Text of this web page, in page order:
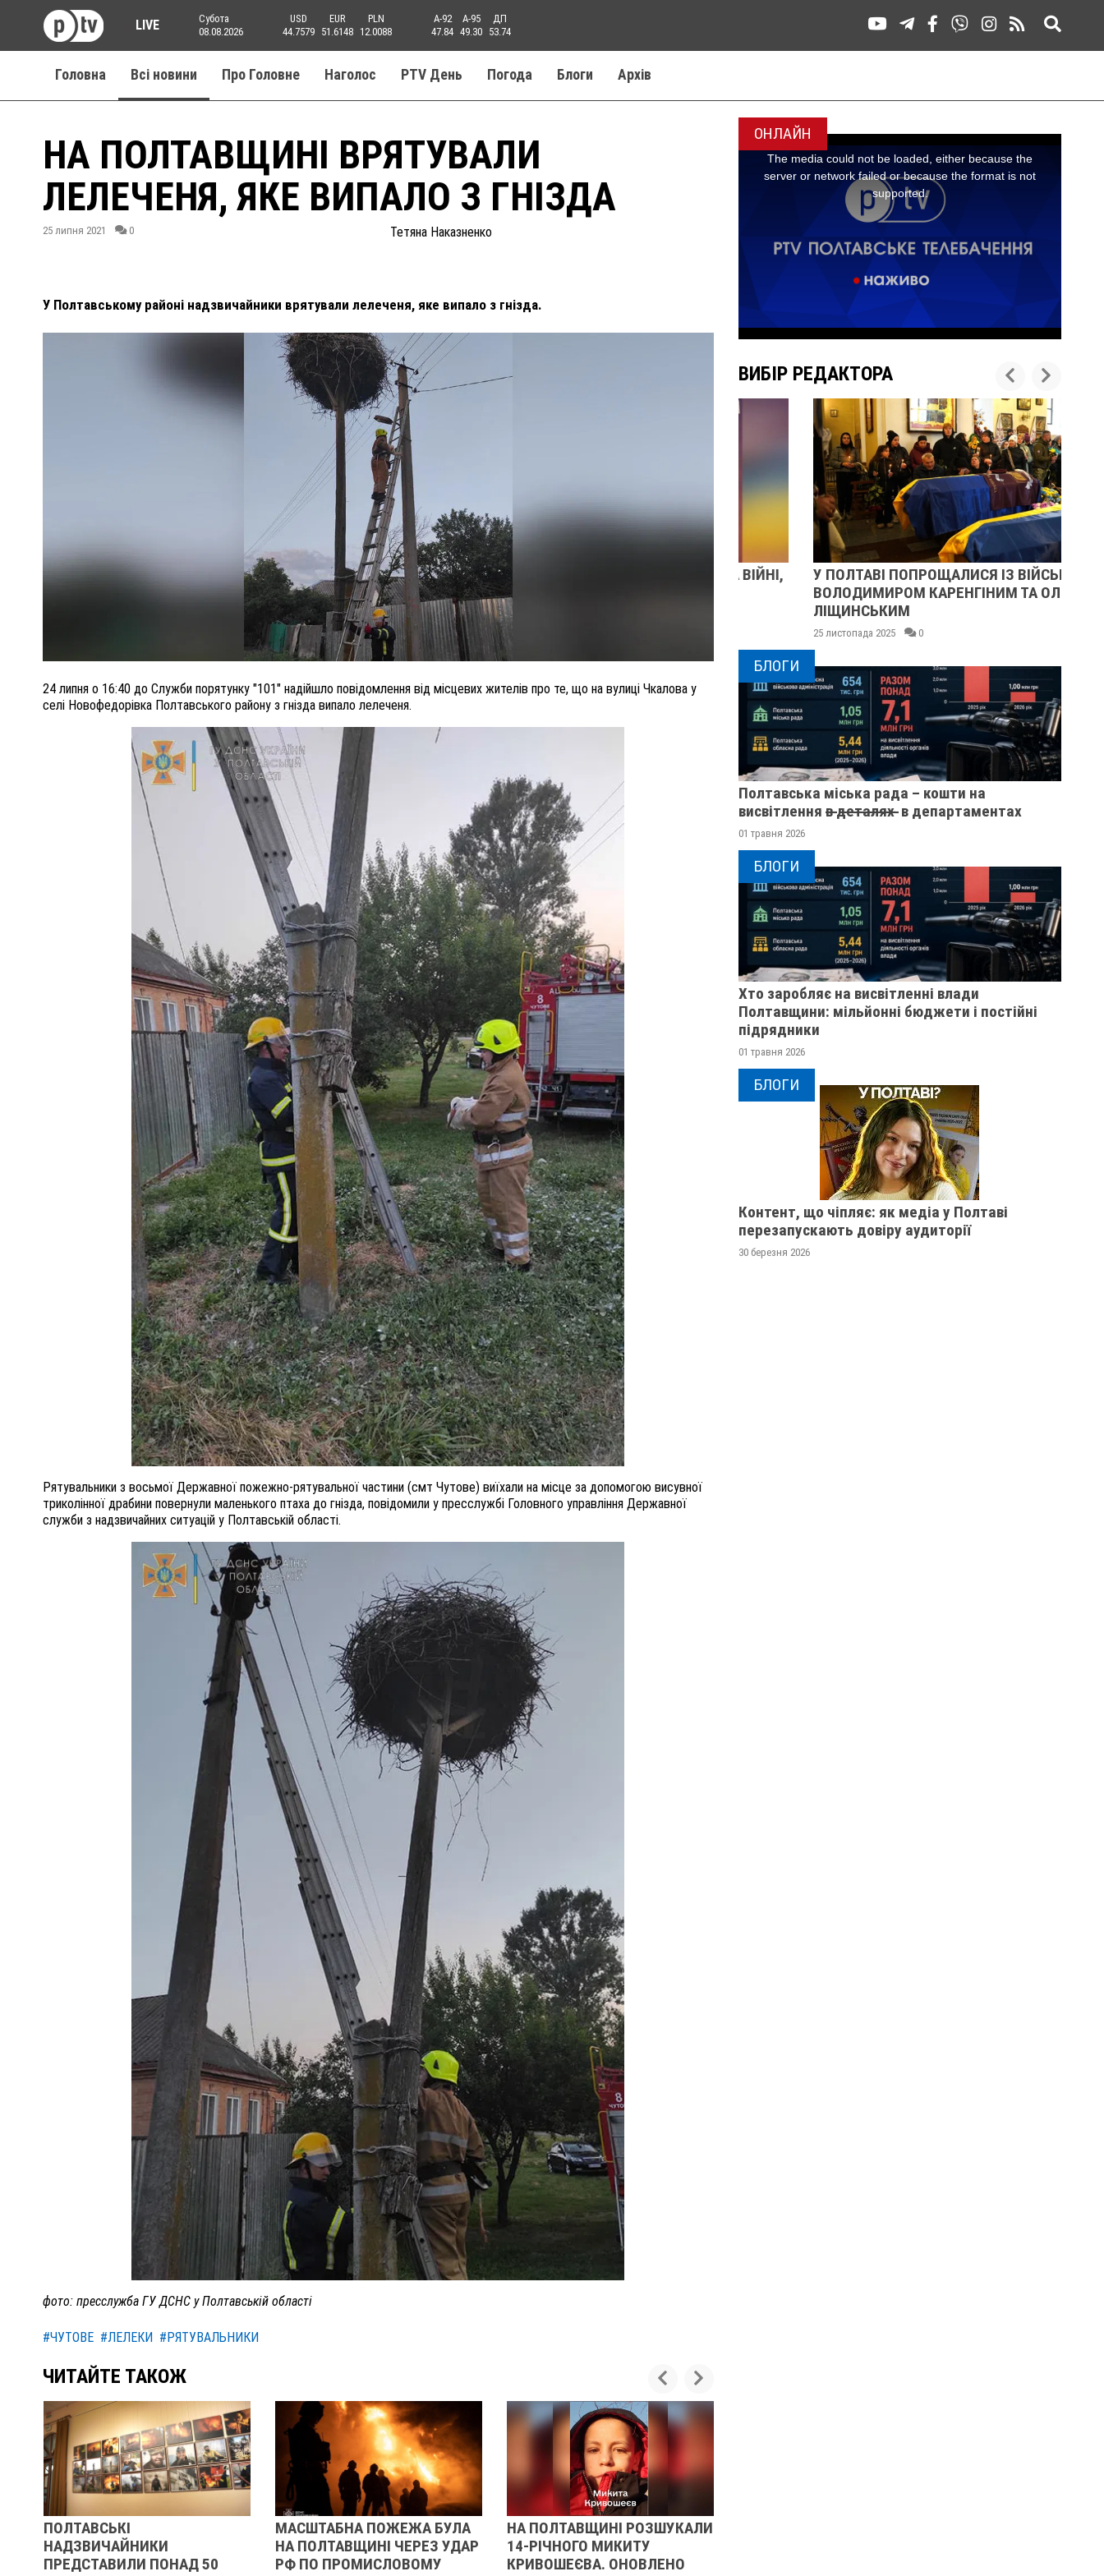
LIVE
Субота
08.08.2026
USD
44.7579
EUR
51.6148
PLN
12.0088
A-92
47.84
A-95
49.30
ДП
53.74
Головна Всі новини Про Головне Наголос PTV День Погода Блоги Aрхів
НА ПОЛТАВЩИНІ ВРЯТУВАЛИ
ЛЕЛЕЧЕНЯ, ЯКЕ ВИПАЛО З ГНІЗДА
25 липня 2021 0 Тетяна Наказненко
У Полтавському районі надзвичайники врятували лелеченя, яке випало з гнізда.
24 липня о 16:40 до Служби порятунку "101" надійшло повідомлення від місцевих жителів про те, що на вулиці Чкалова у
селі Новофедорівка Полтавського району з гнізда випало лелеченя.
Рятувальники з восьмої Державної пожежно-рятувальної частини (смт Чутове) виїхали на місце за допомогою висувної
триколінної драбини повернули маленького птаха до гнізда, повідомили у пресслужбі Головного управління Державної
служби з надзвичайних ситуацій у Полтавській області.
фото: пресслужба ГУ ДСНС у Полтавській області
#ЧУТОВЕ #ЛЕЛЕКИ #РЯТУВАЛЬНИКИ
ЧИТАЙТЕ ТАКОЖ
МАСШТАБНА ПОЖЕЖА БУЛА
НА ПОЛТАВЩИНІ ЧЕРЕЗ УДАР
РФ ПО ПРОМИСЛОВОМУ
НА ПОЛТАВЩИНІ РОЗШУКАЛИ
14-РІЧНОГО МИКИТУ
КРИВОШЕЄВА. ОНОВЛЕНО
АТАКА БЕЗПІЛОТНИКІВ НА
ПОЛТАВЩИНІ: ЗАГАСИЛИ
ПОЖЕЖУ НА
ОНЛАЙН
ВИБІР РЕДАКТОРА
ПОЛІЦІЯ ПОЛТАВЩИНИ РОЗШУКУЄ 62-РІЧНУ
ЛЮДМИЛУ ТИМЧЕНКО
ВНАСЛІДОК ПОРАНЕНЬ, ОТРИМАНИХ НА ВІЙНІ,
ПОМЕР ВОЇН ЮРІЙ ВОЙТИК
25 листопада 2025 0
У ПОЛТАВІ ПОПРОЩАЛИСЯ ІЗ ВІЙСЬКОВИМИ
ВОЛОДИМИРОМ КАРЕНГІНИМ ТА ОЛЕГОМ
ЛІЩИНСЬКИМ
25 листопада 2025 0
БЛОГИ
Полтавська міська рада – кошти на
висвітлення в̶ ̶д̶е̶т̶а̶л̶я̶х̶ ̶ в департаментах
01 травня 2026
БЛОГИ
Хто заробляє на висвітленні влади
Полтавщини: мільйонні бюджети і постійні
підрядники
01 травня 2026
БЛОГИ
Контент, що чіпляє: як медіа у Полтаві
перезапускають довіру аудиторії
30 березня 2026